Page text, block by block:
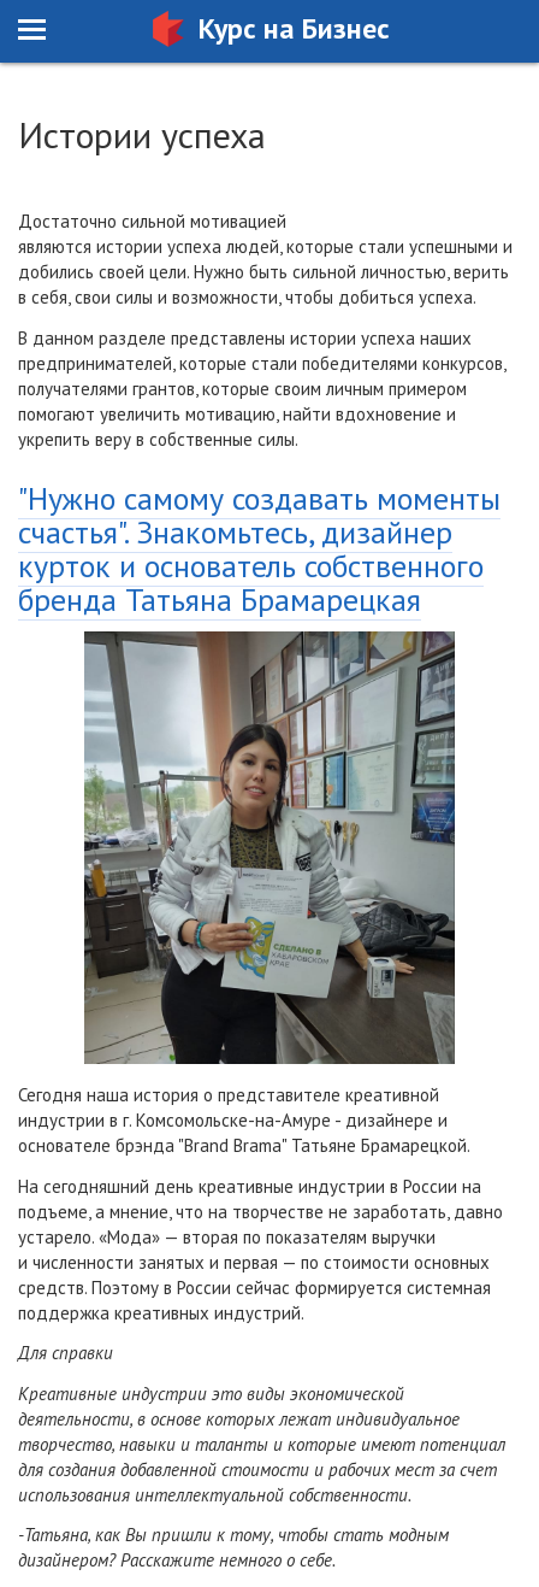
Курс на Бизнес
Истории успеха
Достаточно сильной мотивацией
являются истории успеха людей, которые стали успешными и
добились своей цели. Нужно быть сильной личностью, верить
в себя, свои силы и возможности, чтобы добиться успеха.
В данном разделе представлены истории успеха наших
предпринимателей, которые стали победителями конкурсов,
получателями грантов, которые своим личным примером
помогают увеличить мотивацию, найти вдохновение и
укрепить веру в собственные силы.
"Нужно самому создавать моменты
счастья". Знакомьтесь, дизайнер
курток и основатель собственного
бренда Татьяна Брамарецкая
Сегодня наша история о представителе креативной
индустрии в г. Комсомольске-на-Амуре - дизайнере и
основателе брэнда "Brand Brama" Татьяне Брамарецкой.
На сегодняшний день креативные индустрии в России на
подъеме, а мнение, что на творчестве не заработать, давно
устарело. «Мода» — вторая по показателям выручки
и численности занятых и первая — по стоимости основных
средств. Поэтому в России сейчас формируется системная
поддержка креативных индустрий.
Для справки
Креативные индустрии это виды экономической
деятельности, в основе которых лежат индивидуальное
творчество, навыки и таланты и которые имеют потенциал
для создания добавленной стоимости и рабочих мест за счет
использования интеллектуальной собственности.
-Татьяна, как Вы пришли к тому, чтобы стать модным
дизайнером? Расскажите немного о себе.